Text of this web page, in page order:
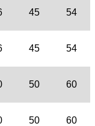
45 54
45 54
50 60
50 60